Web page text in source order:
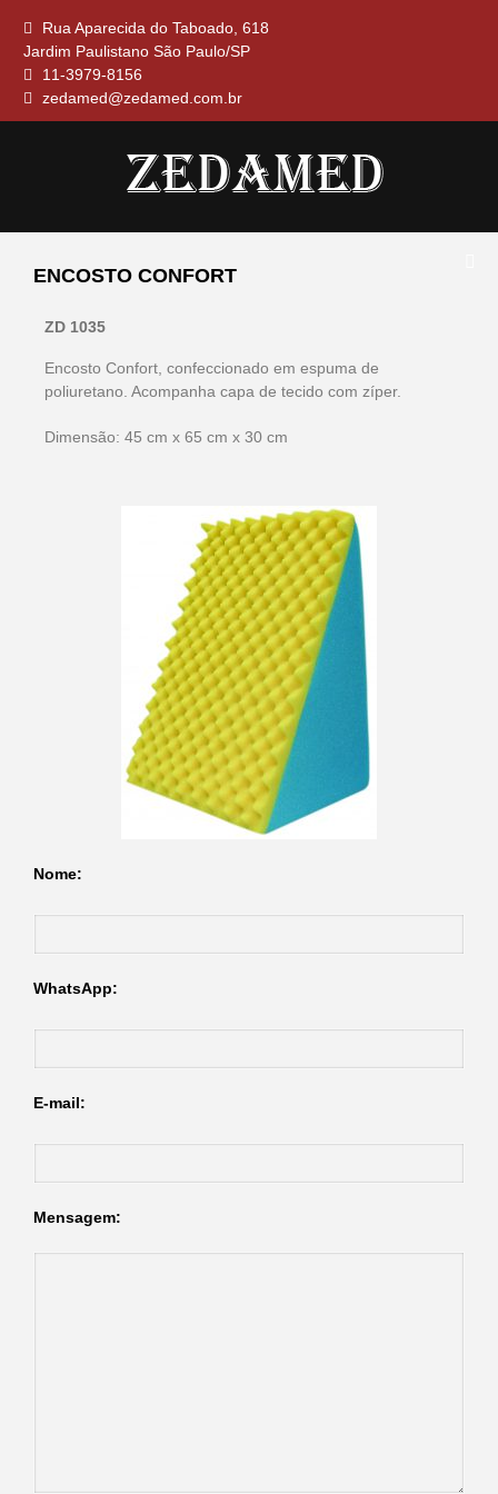
Rua Aparecida do Taboado, 618
Jardim Paulistano São Paulo/SP
11-3979-8156
zedamed@zedamed.com.br
ZEDAMED
NAPA, ENCOSTO CONFORT, LENÇOL
ENCOSTO CONFORT
ZD 1035
Encosto Confort, confeccionado em espuma de
poliuretano. Acompanha capa de tecido com zíper.
Dimensão: 45 cm x 65 cm x 30 cm
Nome:
WhatsApp:
E-mail:
Mensagem: